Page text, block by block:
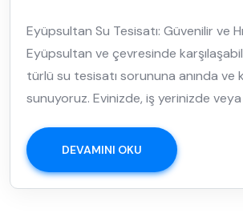
Eyüpsultan Su Tesisatı: Güvenilir ve
Eyüpsultan ve çevresinde
türlü su tesisatı sorununa anında ve
sunuyoruz. Evinizde, iş yerinizde
DEVAMINI OKU